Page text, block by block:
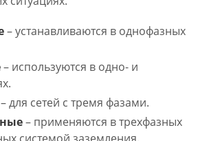
– устанавливаются в однофазных
– используются в одно- и
– для сетей с тремя фазами.
– применяются в трехфазных